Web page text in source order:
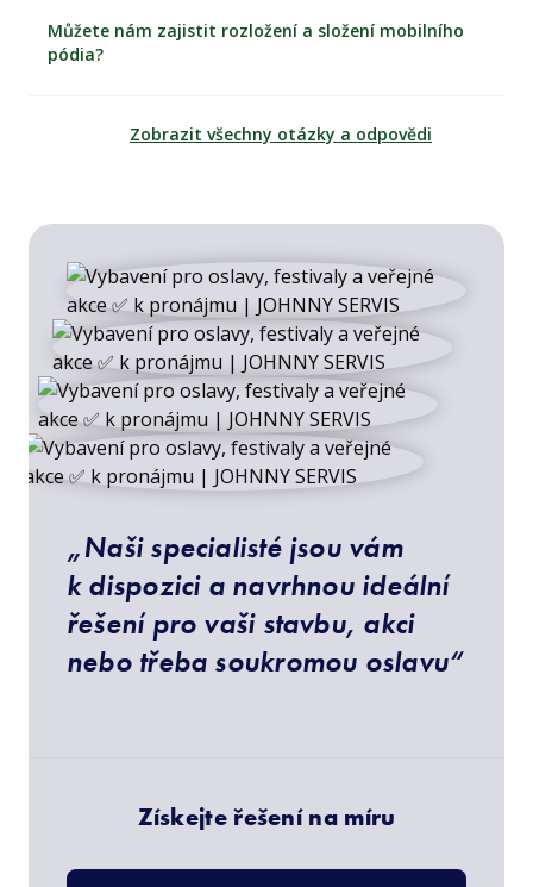
Můžete nám zajistit rozložení a složení mobilního
pódia?
Zobrazit všechny otázky a odpovědi
„Naši specialisté jsou vám
k dispozici a navrhnou ideální
řešení pro vaši stavbu, akci
nebo třeba soukromou oslavu“
Získejte řešení na míru